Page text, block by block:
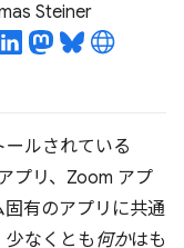
Steiner
ルされている
プリ、Zoom アプ
有のアプリに共通
なくとも 何かはも